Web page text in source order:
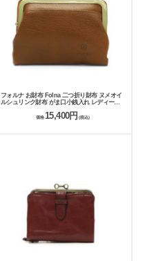
フォルナ お財布 Folna 二つ折り財布 ヌメオイ
ルシュリンク財布 がま口小銭入れ レディース
価格15,400円 (税込)